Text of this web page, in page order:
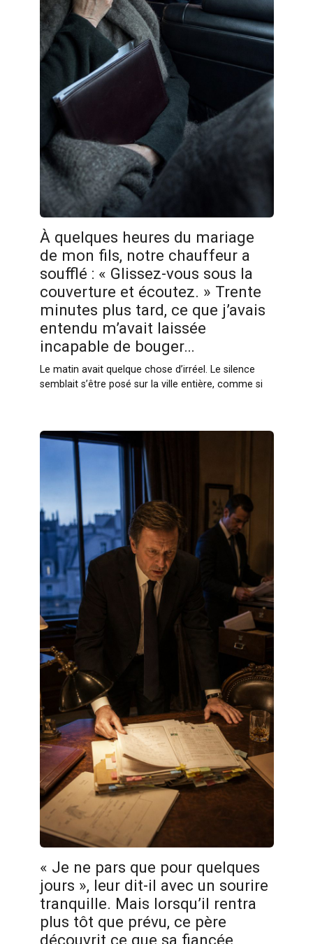
À quelques heures du mariage
de mon fils, notre chauffeur a
soufflé : « Glissez-vous sous la
couverture et écoutez. » Trente
minutes plus tard, ce que j’avais
entendu m’avait laissée
incapable de bouger…
Le matin avait quelque chose d’irréel. Le silence
semblait s’être posé sur la ville entière, comme si
« Je ne pars que pour quelques
jours », leur dit-il avec un sourire
tranquille. Mais lorsqu’il rentra
plus tôt que prévu, ce père
découvrit ce que sa fiancée